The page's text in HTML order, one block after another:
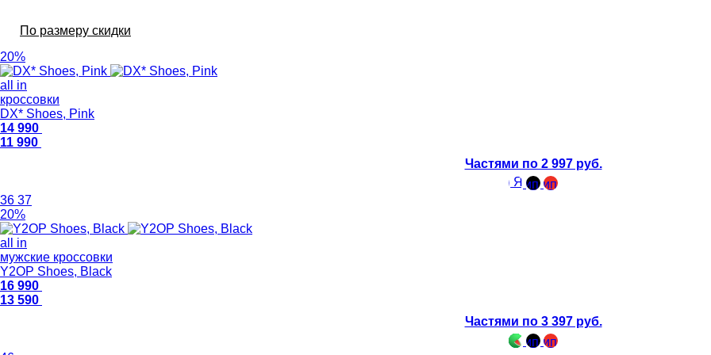
По размеру скидки
20%
all in
кроссовки
DX* Shoes, Pink
14 990
11 990
Частями по 2 997 руб.
36 37
20%
all in
мужские кроссовки
Y2OP Shoes, Black
16 990
13 590
Частями по 3 397 руб.